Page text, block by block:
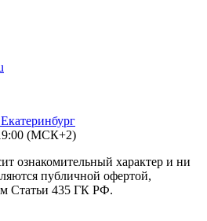
(МСК+2)
ознакомительный характер и ни
публичной офертой,
Статьи 435 ГК РФ.